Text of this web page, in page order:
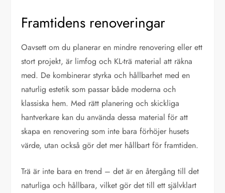
Framtidens renoveringar
Oavsett om du planerar en mindre renovering eller ett
stort projekt, är limfog och KL-trä material att räkna
med. De kombinerar styrka och hållbarhet med en
naturlig estetik som passar både moderna och
klassiska hem. Med rätt planering och skickliga
hantverkare kan du använda dessa material för att
skapa en renovering som inte bara förhöjer husets
värde, utan också gör det mer hållbart för framtiden.
Trä är inte bara en trend – det är en återgång till det
naturliga och hållbara, vilket gör det till ett självklart